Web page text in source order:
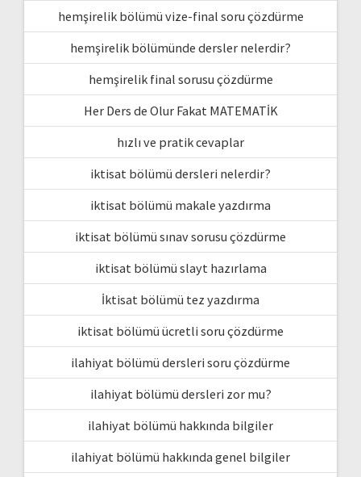
hemşirelik bölümü vize-final soru çözdürme
hemşirelik bölümünde dersler nelerdir?
hemşirelik final sorusu çözdürme
Her Ders de Olur Fakat MATEMATİK
hızlı ve pratik cevaplar
iktisat bölümü dersleri nelerdir?
iktisat bölümü makale yazdırma
iktisat bölümü sınav sorusu çözdürme
iktisat bölümü slayt hazırlama
İktisat bölümü tez yazdırma
iktisat bölümü ücretli soru çözdürme
ilahiyat bölümü dersleri soru çözdürme
ilahiyat bölümü dersleri zor mu?
ilahiyat bölümü hakkında bilgiler
ilahiyat bölümü hakkında genel bilgiler